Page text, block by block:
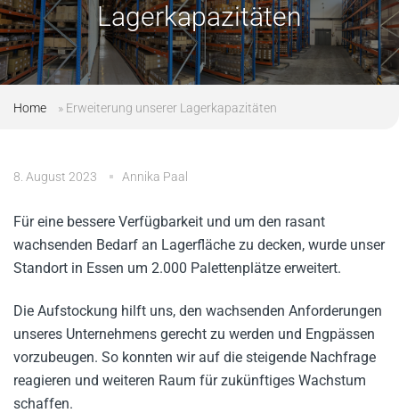
Lagerkapazitäten
Home » Erweiterung unserer Lagerkapazitäten
8. August 2023 Annika Paal
Für eine bessere Verfügbarkeit und um den rasant
wachsenden Bedarf an Lagerfläche zu decken, wurde unser
Standort in Essen um 2.000 Palettenplätze erweitert.
Die Aufstockung hilft uns, den wachsenden Anforderungen
unseres Unternehmens gerecht zu werden und Engpässen
vorzubeugen. So konnten wir auf die steigende Nachfrage
reagieren und weiteren Raum für zukünftiges Wachstum
schaffen.